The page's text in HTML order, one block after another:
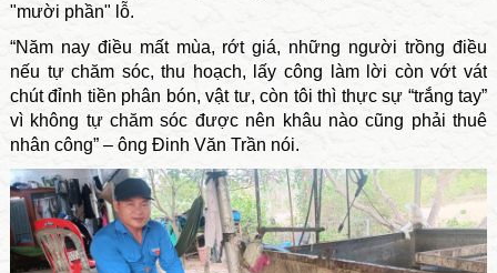
"mười phần" lỗ.
“Năm nay điều mất mùa, rớt giá, những người trồng điều
nếu tự chăm sóc, thu hoạch, lấy công làm lời còn vớt vát
chút đỉnh tiền phân bón, vật tư, còn tôi thì thực sự “trắng tay”
vì không tự chăm sóc được nên khâu nào cũng phải thuê
nhân công” – ông Đinh Văn Trần nói.